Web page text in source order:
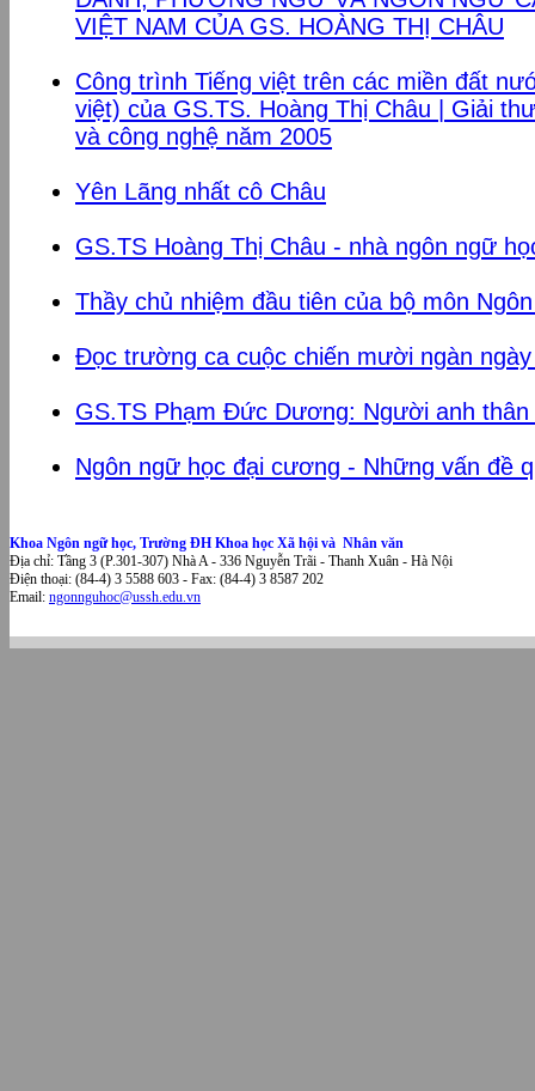
VIỆT NAM CỦA GS. HOÀNG THỊ CHÂU
Công trình Tiếng việt trên các miền đất
việt) của GS.TS. Hoàng Thị Châu | Giải
và công nghệ năm 2005
Yên Lãng nhất cô Châu
GS.TS Hoàng Thị Châu - nhà ngôn ngữ
Thầy chủ nhiệm đầu tiên của bộ môn
Đọc trường ca cuộc chiến mười ngàn
GS.TS Phạm Đức Dương: Người anh
Ngôn ngữ học đại cương - Những vấn đề
Khoa Ngôn ngữ học, Trường ĐH Khoa học Xã hội và Nhân văn
Địa chỉ: Tầng 3 (P.301-307) Nhà A - 336 Nguyễn Trãi - Thanh Xuân - Hà Nội
Điện thoại: (84-4) 3 5588 603 - Fax: (84-4) 3 8587 202
Email: ngonnguhoc@ussh.edu.vn